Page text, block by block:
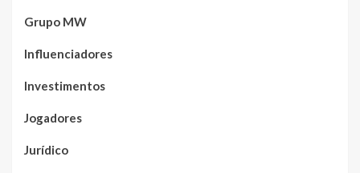
Grupo MW
Influenciadores
Investimentos
Jogadores
Jurídico